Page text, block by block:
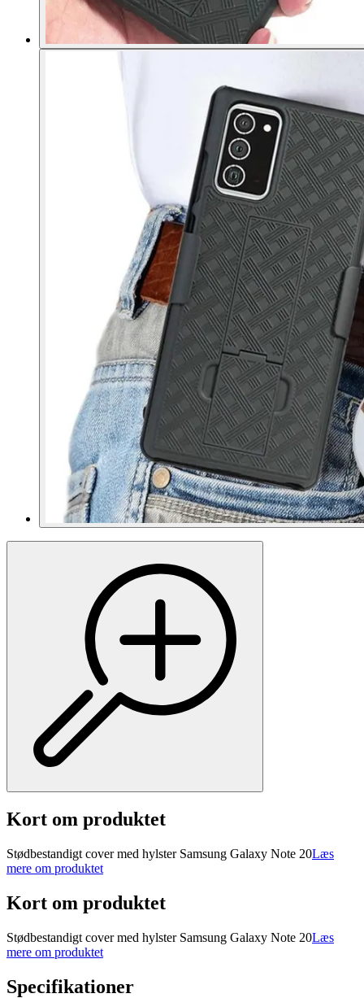
Kort om produktet
Stødbestandigt cover med hylster Samsung Galaxy Note 20Læs
mere om produktet
Kort om produktet
Stødbestandigt cover med hylster Samsung Galaxy Note 20Læs
mere om produktet
Specifikationer